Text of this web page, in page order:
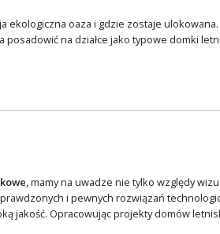
ekologiczna oaza i gdzie zostaje
na działce jako typowe domki
, mamy na uwadze nie tylko względy
i pewnych rozwiązań
jakość. Opracowując projekty domów